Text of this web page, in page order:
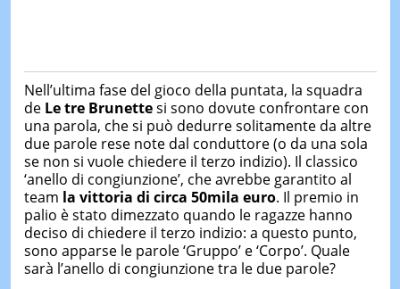
Nell’ultima fase del gioco della puntata, la squadra
de Le tre Brunettesi sono dovute confrontare con
una parola, che si può dedurre solitamente da altre
due parole rese note dal conduttore (o da una sola
se non si vuole chiedere il terzo indizio). Il classico
‘anello di congiunzione’, che avrebbe garantito al
team la vittoria di circa 50mila euro. Il premio in
palio è stato dimezzato quando le ragazze hanno
deciso di chiedere il terzo indizio: a questo punto,
sono apparse le parole ‘Gruppo’ e ‘Corpo’. Quale
sarà l’anello di congiunzione tra le due parole?